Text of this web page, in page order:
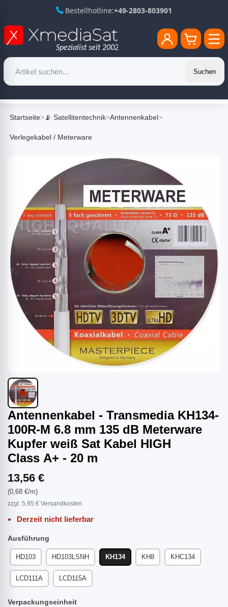
Bestellhotline:+49-2803-803901
Suchen
Startseite>📡 Satellitentechnik>Antennenkabel>
Verlegekabel / Meterware
Antennenkabel - Transmedia KH134-
100R-M 6.8 mm 135 dB Meterware
Kupfer weiß Sat Kabel HIGH
Class A+ - 20 m
13,56 €
(0,68 €/m)
zzgl. 5,95 € Versandkosten
Derzeit nicht lieferbar
Ausführung
HD103 HD103LSNH KH134 KH8 KHC134
LCD111A LCD115A
Verpackungseinheit